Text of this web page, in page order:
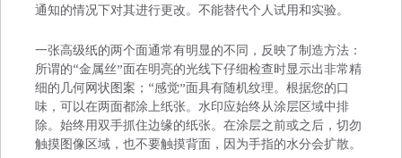
通知的情况下对其进行更改。不能替代个人试用和实验。
一张高级纸的两个面通常有明显的不同，反映了制造方法：
所谓的“金属丝”面在明亮的光线下仔细检查时显示出非常精
细的几何网状图案；“感觉”面具有随机纹理。根据您的口
味，可以在两面都涂上纸张。水印应始终从涂层区域中排
除。始终用双手抓住边缘的纸张。在涂层之前或之后，切勿
触摸图像区域，也不要触摸背面，因为手指的水分会扩散。